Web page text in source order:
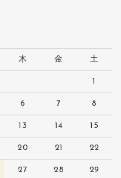
木 金 土
1
6 7 8
13 14 15
20 21 22
27 28 29